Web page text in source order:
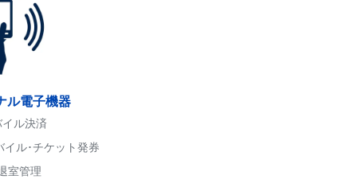
ル電子機器
イル決済
イル･チケット発券
室管理